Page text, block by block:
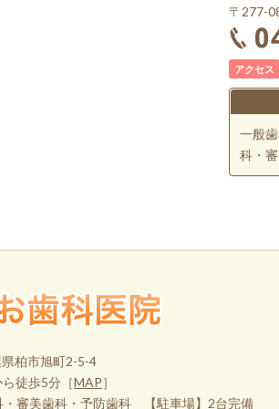
〒277-
アクセス
一般
科・
柏市旭町2-5-4
徒歩5分［MAP］
・審美歯科・予防歯科 【駐車場】2台完備